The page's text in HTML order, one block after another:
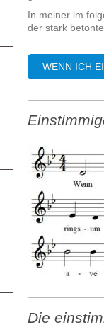
In meiner im
der stark
WENN ICH
Die